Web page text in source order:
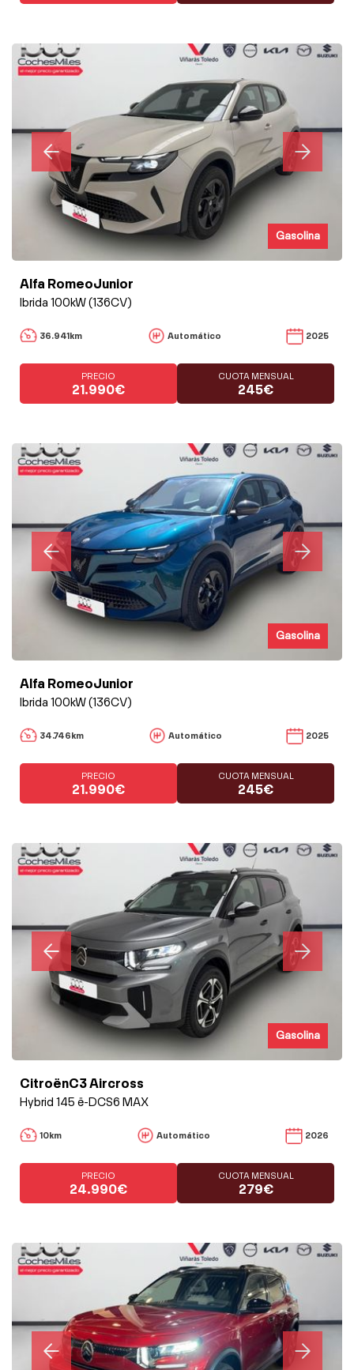
Gasolina
Alfa RomeoJunior
Ibrida 100kW (136CV)
36.941km Automático 2025
PRECIO
21.990€
CUOTA MENSUAL
245€
Gasolina
Alfa RomeoJunior
Ibrida 100kW (136CV)
34.746km Automático 2025
PRECIO
21.990€
CUOTA MENSUAL
245€
Gasolina
CitroënC3 Aircross
Hybrid 145 ë-DCS6 MAX
10km Automático 2026
PRECIO
24.990€
CUOTA MENSUAL
279€